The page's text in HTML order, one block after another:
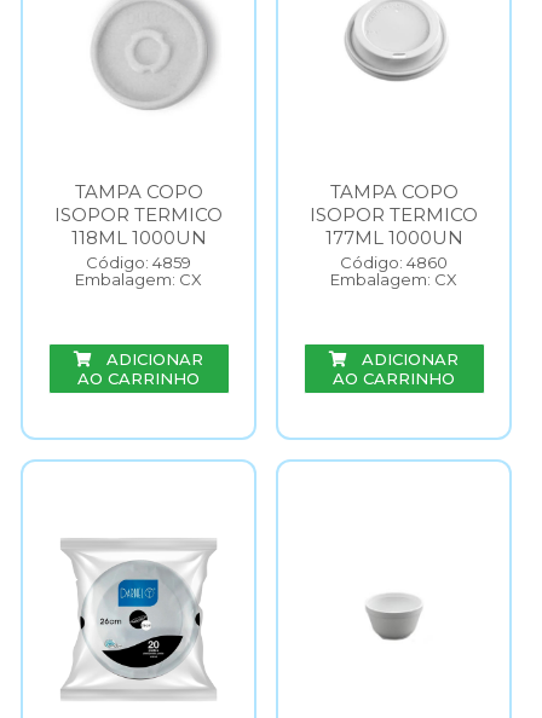
TAMPA COPO
ISOPOR TERMICO
118ML 1000UN
Código: 4859
Embalagem: CX
ADICIONAR
AO CARRINHO
TAMPA COPO
ISOPOR TERMICO
177ML 1000UN
Código: 4860
Embalagem: CX
ADICIONAR
AO CARRINHO